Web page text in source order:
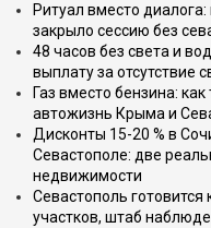
Ритуал вместо
закрыло сессию без
48 часов без света и
выплату за отсутствие
Газ вместо бензина:
автожизнь Крыма и
Дисконты 15-20 % в
Севастополе: две
недвижимости
Севастополь
участков, штаб